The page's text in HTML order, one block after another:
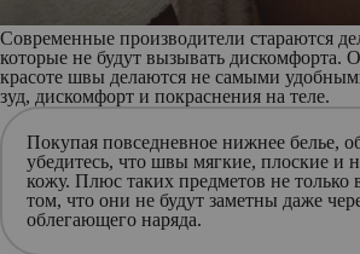
Современные производители стараются
которые не будут вызывать дискомфорта.
красоте швы делаются не самыми
зуд, дискомфорт и покраснения на теле.
Покупая повседневное нижнее белье,
убедитесь, что швы мягкие, плоские и
кожу. Плюс таких предметов не только
том, что они не будут заметны даже
облегающего наряда.